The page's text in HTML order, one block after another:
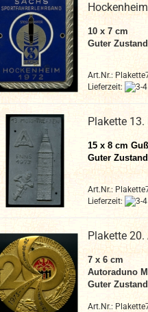
10 x 7 cm
Guter Zustand
Art.Nr.:
Lieferzeit:
Plakette
15 x 8 cm
Guter Zustand
Art.Nr.:
Lieferzeit:
Plakette
7 x 6 cm
Autoraduno
Guter Zustand
Art.Nr.: